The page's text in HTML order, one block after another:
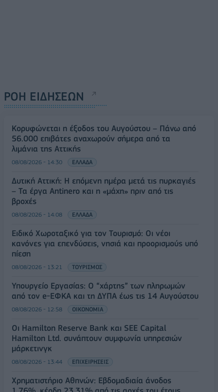
ΡΟΗ ΕΙΔΗΣΕΩΝ
Κορυφώνεται η έξοδος του Αυγούστου – Πάνω από
56.000 επιβάτες αναχωρούν σήμερα από τα
λιμάνια της Αττικής
08/08/2026 - 14:30 ΕΛΛΑΔΑ
Δυτική Αττική: Η επόμενη ημέρα μετά τις πυρκαγιές
– Τα έργα Antinero και η «μάχη» πριν από τις
βροχές
08/08/2026 - 14:08 ΕΛΛΑΔΑ
Ειδικό Χωροταξικό για τον Τουρισμό: Οι νέοι
κανόνες για επενδύσεις, νησιά και προορισμούς υπό
πίεση
08/08/2026 - 13:21 ΤΟΥΡΙΣΜΟΣ
Υπουργείο Εργασίας: Ο “χάρτης” των πληρωμών
από τον e-ΕΦΚΑ και τη ΔΥΠΑ έως τις 14 Αυγούστου
08/08/2026 - 12:58 ΟΙΚΟΝΟΜΙΑ
Οι Hamilton Reserve Bank και SEE Capital
Hamilton Ltd. συνάπτουν συμφωνία υπηρεσιών
μάρκετινγκ
08/08/2026 - 13:44 ΕΠΙΧΕΙΡΗΣΕΙΣ
Χρηματιστήριο Αθηνών: Εβδομαδιαία άνοδος